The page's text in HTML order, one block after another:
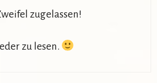
zugelassen!
zu lesen.